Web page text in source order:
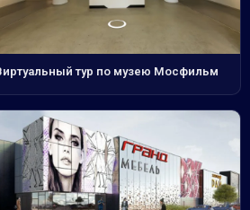
тур по музею Мосфильм